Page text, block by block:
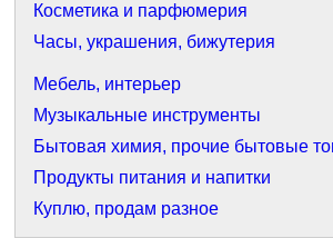
Косметика и парфюмерия
Часы, украшения, бижутерия
Мебель, интерьер
Музыкальные инструменты
Бытовая химия, прочие бытовые
Продукты питания и напитки
Куплю, продам разное